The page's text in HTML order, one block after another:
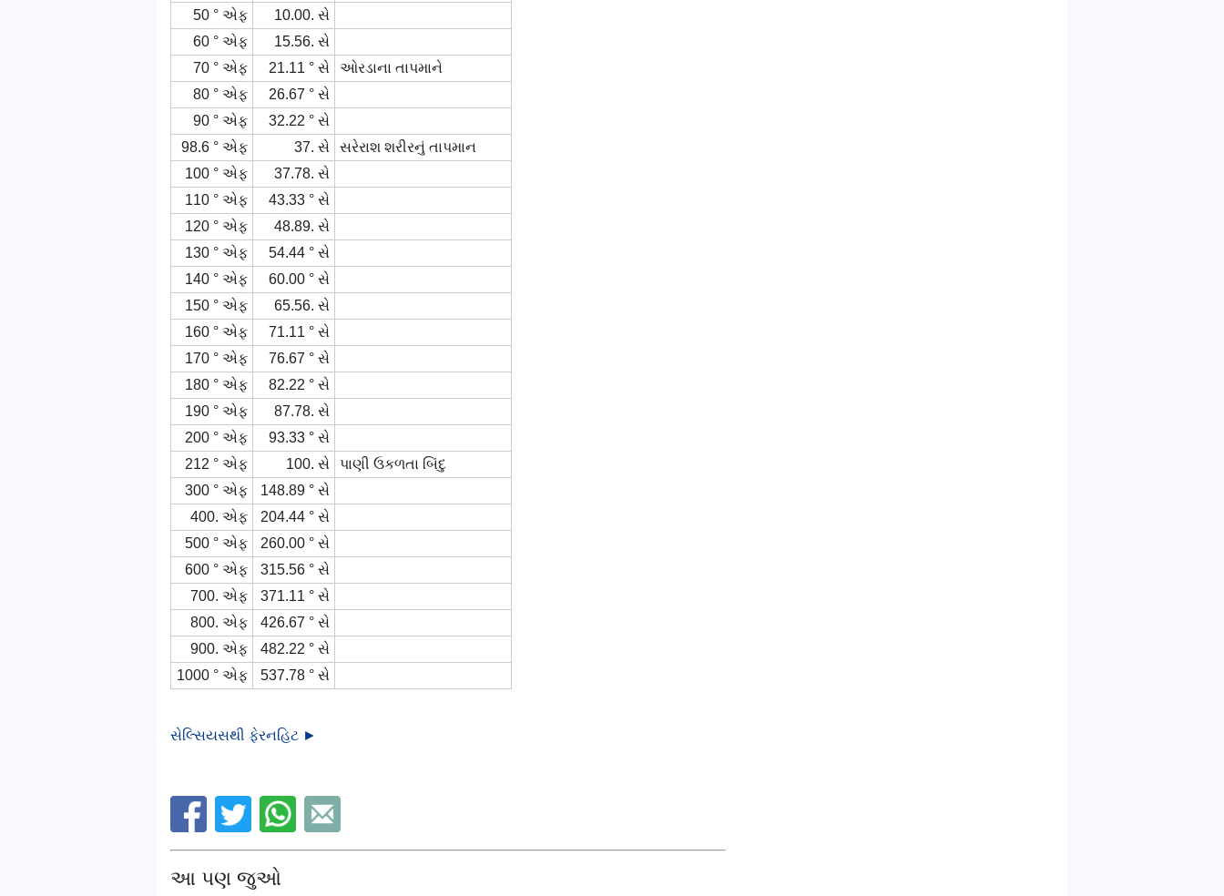
50 ° એફ
10.00. સે
60 ° એફ
15.56. સે
70 ° એફ
21.11 ° સે
ઓરડાના તાપમાને
80 ° એફ
26.67 ° સે
90 ° એફ
32.22 ° સે
98.6 ° એફ
37. સે
સરેરાશ શરીરનું તાપમાન
100 ° એફ
37.78. સે
110 ° એફ
43.33 ° સે
120 ° એફ
48.89. સે
130 ° એફ
54.44 ° સે
140 ° એફ
60.00 ° સે
150 ° એફ
65.56. સે
160 ° એફ
71.11 ° સે
170 ° એફ
76.67 ° સે
180 ° એફ
82.22 ° સે
190 ° એફ
87.78. સે
200 ° એફ
93.33 ° સે
212 ° એફ
100. સે
પાણી ઉકળતા બિંદુ
300 ° એફ
148.89 ° સે
400. એફ
204.44 ° સે
500 ° એફ
260.00 ° સે
600 ° એફ
315.56 ° સે
700. એફ
371.11 ° સે
800. એફ
426.67 ° સે
900. એફ
482.22 ° સે
1000 ° એફ
537.78 ° સે
સેલ્સિયસથી ફેરનહિટ ►
આ પણ જુઓ